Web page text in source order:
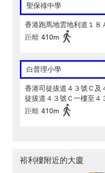
聖保祿中學
香港跑馬地雲地利道１８
距離 410m
白普理小學
香港司徒拔道４３號Ｃ及
徒拔道４３號Ｃ一樓至４
距離 410m
裕利樓附近的大廈